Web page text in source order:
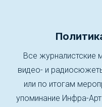
Все журналистские
видео- и
или по итогам
упоминание Инфра-